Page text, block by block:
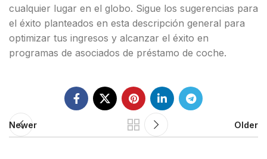
cualquier lugar en el globo. Sigue los sugerencias para
el éxito planteados en esta descripción general para
optimizar tus ingresos y alcanzar el éxito en
programas de asociados de préstamo de coche.
Newer Older